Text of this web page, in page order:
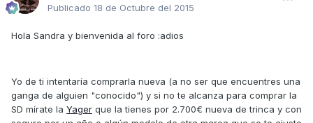
Publicado 18 de Octubre del 2015
Hola Sandra y bienvenida al foro :adios
Yo de ti intentaría comprarla nueva (a no ser que encuentres una
ganga de alguien "conocido") y si no te alcanza para comprar la
SD mírate la Yager que la tienes por 2.700€ nueva de trinca y con